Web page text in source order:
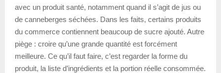
avec un produit santé, notamment quand il s’agit de jus ou
de canneberges séchées. Dans les faits, certains produits
du commerce contiennent beaucoup de sucre ajouté. Autre
piège : croire qu’une grande quantité est forcément
meilleure. Ce qu’il faut faire, c’est regarder la forme du
produit, la liste d’ingrédients et la portion réelle consommée.